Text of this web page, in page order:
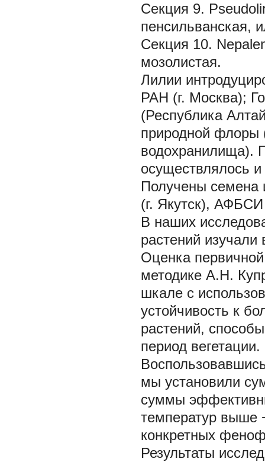
Секция 9.
пенсильванская,
Секция 10.
мозолистая.
Лилии
РАН (г. Москва);
(Республика
природной флоры
водохранилища).
осуществлялось
Получены семена
(г. Якутск),
В наших
растений
Оценка
методике А.Н.
шкале с
устойчивость к
растений,
период вегетации.
мы установили
суммы
температур выше
конкретных
Результаты